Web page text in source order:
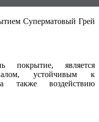
Суперматовый Грей
покрытие, является
устойчивым к
также воздействию